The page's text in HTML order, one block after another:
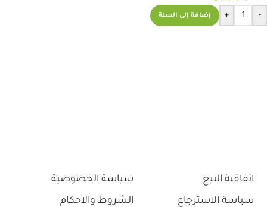
-
+ إضافة إلى السلة
اتفاقية البيع
سياسة الاسترجاع
سياسة الخصوصية
الشروط والاحكام